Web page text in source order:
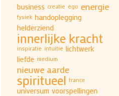
business creatie ego energie
fysiek handoplegging
helderziend
innerlijke kracht
inspiratie intuitie lichtwerk
liefde medium
nieuwe aarde
spiritueel trance
universum voorspellingen